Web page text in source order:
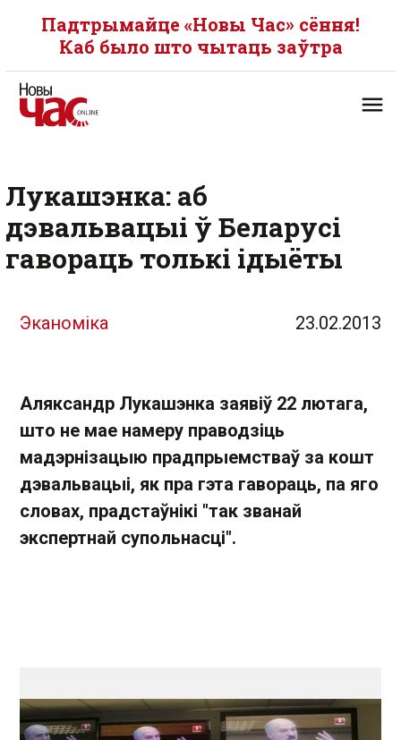
Падтрымайце «Новы Час» сёння!
Каб было што чытаць заўтра
Лукашэнка: аб
дэвальвацыі ў Беларусі
гавораць толькі ідыёты
Эканоміка 23.02.2013
Аляксандр Лукашэнка заявіў 22 лютага,
што не мае намеру праводзіць
мадэрнізацыю прадпрыемстваў за кошт
дэвальвацыі, як пра гэта гавораць, па яго
словах, прадстаўнікі "так званай
экспертнай супольнасці".